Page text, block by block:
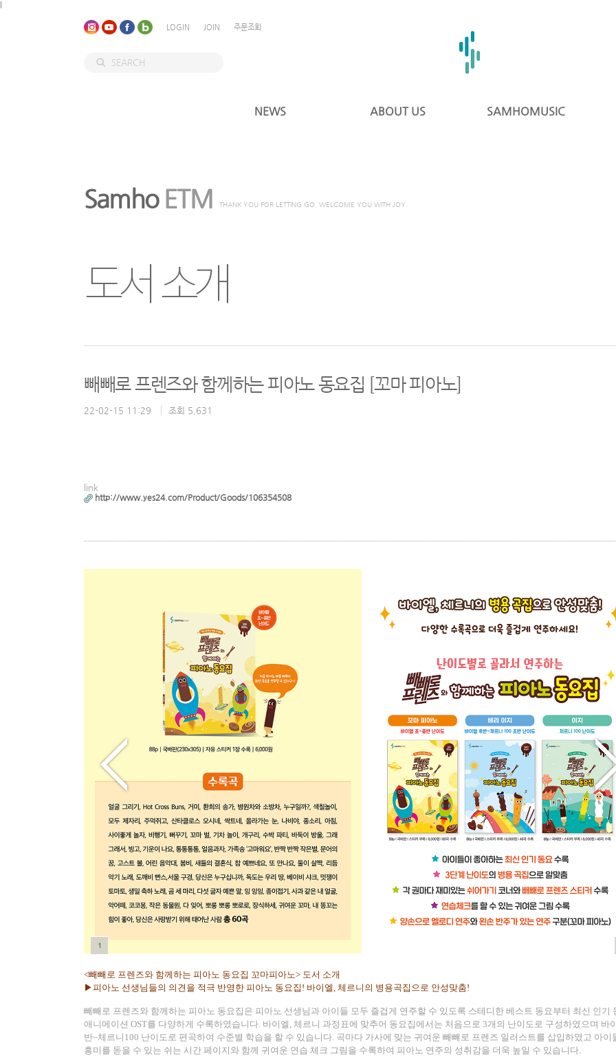
LOGIN JOIN 주문조회
NEWS ABOUT US SAMHOMUSIC
Samho ETM THANK YOU FOR LETTING GO. WELCOME YOU WITH JOY.
도서 소개
빼빼로 프렌즈와 함께하는 피아노 동요집 [꼬마 피아노]
22-02-15 11:29 조회 5,631
link
http://www.yes24.com/Product/Goods/106354508
1
<빼빼로 프렌즈와 함께하는 피아노 동요집 꼬마피아노> 도서 소개
▶피아노 선생님들의 의견을 적극 반영한 피아노 동요집 ! 바이엘 체르니의 병용곡집으로 안성맞춤!
빼빼로 프렌즈와 함께하는 피아노 동요집은 피아노 선생님과 아이들 모두 즐겁게 연주할 수 있도록 스테디한 베스트 동요부터 최신 인기
애니메이션 OST를 다양하게 수록하였습니다 바이엘 체르니 과정표에 맞추어 동요집에서는 처음으로 3개의 난이도로 구성하였으며 바
반~체르니 100 난이도로 편곡하여 수준별 학습을 할 수 있습니다 곡마다 가사에 맞는 귀여운 빼빼로 프렌즈 일러스트를 삽입하였고 아이
흥미를 돋을 수 있는 쉬는 시간 페이지와 함께 귀여운 연습 체크 그림을 수록하여 피아노 연주의 성취감을 더욱 높일 수 있습니다